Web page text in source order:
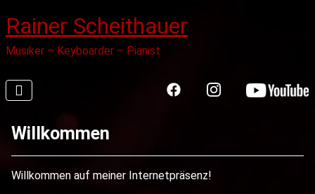
Rainer Scheithauer
Musiker – Keyboarder – Pianist
Willkommen
Willkommen auf meiner Internetpräsenz!